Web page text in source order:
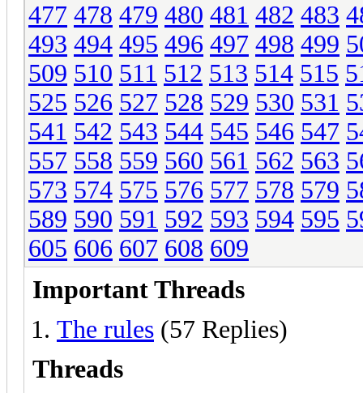
477 478 479 480 481 482 483
493 494 495 496 497 498 499
509 510 511 512 513 514 515
525 526 527 528 529 530 531
541 542 543 544 545 546 547
557 558 559 560 561 562 563
573 574 575 576 577 578 579
589 590 591 592 593 594 595
605 606 607 608 609
Important Threads
The rules (57 Replies)
Threads